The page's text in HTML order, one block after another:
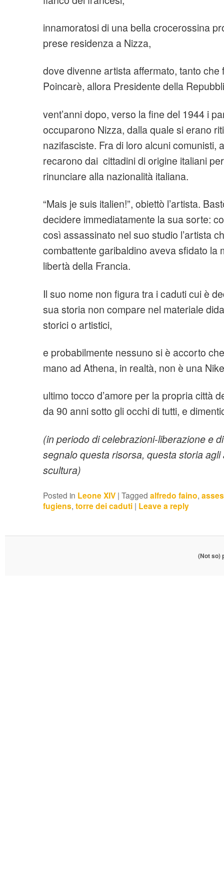
innamoratosi di una bella crocerossina
prese residenza a Nizza,
dove divenne artista affermato, tanto che
Poincarè, allora Presidente della
vent’anni dopo, verso la fine del 1944 i
occuparono Nizza, dalla quale si erano
nazifasciste. Fra di loro alcuni comunisti,
recarono dai cittadini di origine italiani
rinunciare alla nazionalità italiana.
“Mais je suis italien!”, obiettò l’artista.
decidere immediatamente la sua sorte:
così assassinato nel suo studio l’artista
combattente garibaldino aveva sfidato la
libertà della Francia.
Il suo nome non figura tra i caduti cui è
sua storia non compare nel materiale
storici o artistici,
e probabilmente nessuno si è accorto
mano ad Athena, in realtà, non è una
ultimo tocco d’amore per la propria città
da 90 anni sotto gli occhi di tutti, e
(in periodo di celebrazioni-liberazione e
segnalo questa risorsa, questa storia
scultura)
Posted in Leone XIV | Tagged alfredo faino,
fugiens, torre dei caduti | Leave a reply
(Not so)